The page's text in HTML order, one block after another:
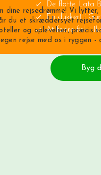
De flotte Lata
En dukkert i
At fodre fisk i
dine rejsedrømme! Vi
du et skræddersyet
og oplevelser, præcis
egen rejse med os i ryggen
Byg